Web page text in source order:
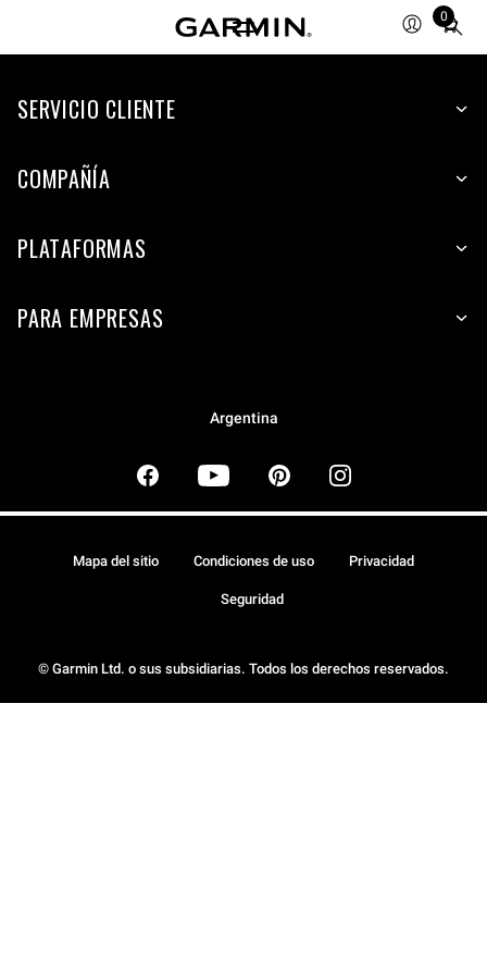
0
Total
items
cart:
SERVICIO CLIENTE
COMPAÑÍA
PLATAFORMAS
PARA EMPRESAS
Argentina
© Garmin Ltd. o sus subsidiarias. Todos los derechos reservados.
Mapa del sitio Condiciones de uso Privacidad
Seguridad